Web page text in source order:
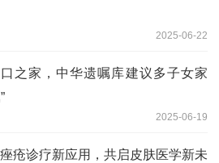
2025-06-22
之家，中华遗嘱库建议多子女家
2025-06-19
疮诊疗新应用，共启皮肤医学新未